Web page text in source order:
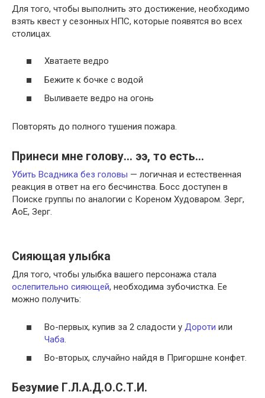
Для того, чтобы выполнить это достижение, необходимо
взять квест у сезонных НПС, которые появятся во всех
столицах.
Хватаете ведро
Бежите к бочке с водой
Выливаете ведро на огонь
Повторять до полного тушения пожара.
Принеси мне голову… ээ, то есть…
Убить Всадника без головы — логичная и естественная
реакция в ответ на его бесчинства. Босс доступен в
Поиске группы по аналогии с Кореном Худоваром. Зерг,
АоЕ, Зерг.
Сияющая улыбка
Для того, чтобы улыбка вашего персонажа стала
ослепительно сияющей, необходима зубочистка. Ее
можно получить:
Во-первых, купив за 2 сладости у Дороти или
Чаба
Во-вторых, случайно найдя в Пригоршне конфет.
Безумие Г.Л.А.Д.О.С.Т.И.